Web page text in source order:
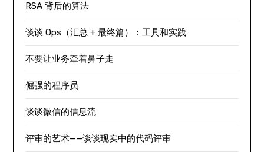
RSA 背后的算法
谈谈 Ops（汇总 + 最终篇）：工具和实践
不要让业务牵着鼻子走
倔强的程序员
谈谈微信的信息流
评审的艺术——谈谈现实中的代码评审